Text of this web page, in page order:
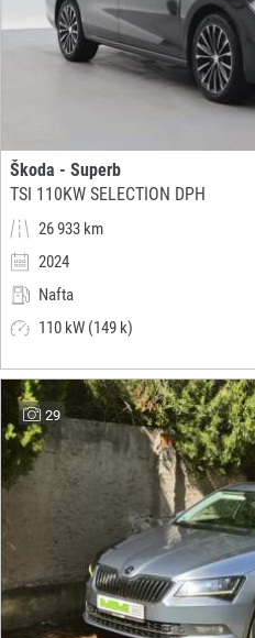
Škoda - Superb
TSI 110KW SELECTION DPH
26 933 km
2024
Nafta
110 kW (149 k)
29